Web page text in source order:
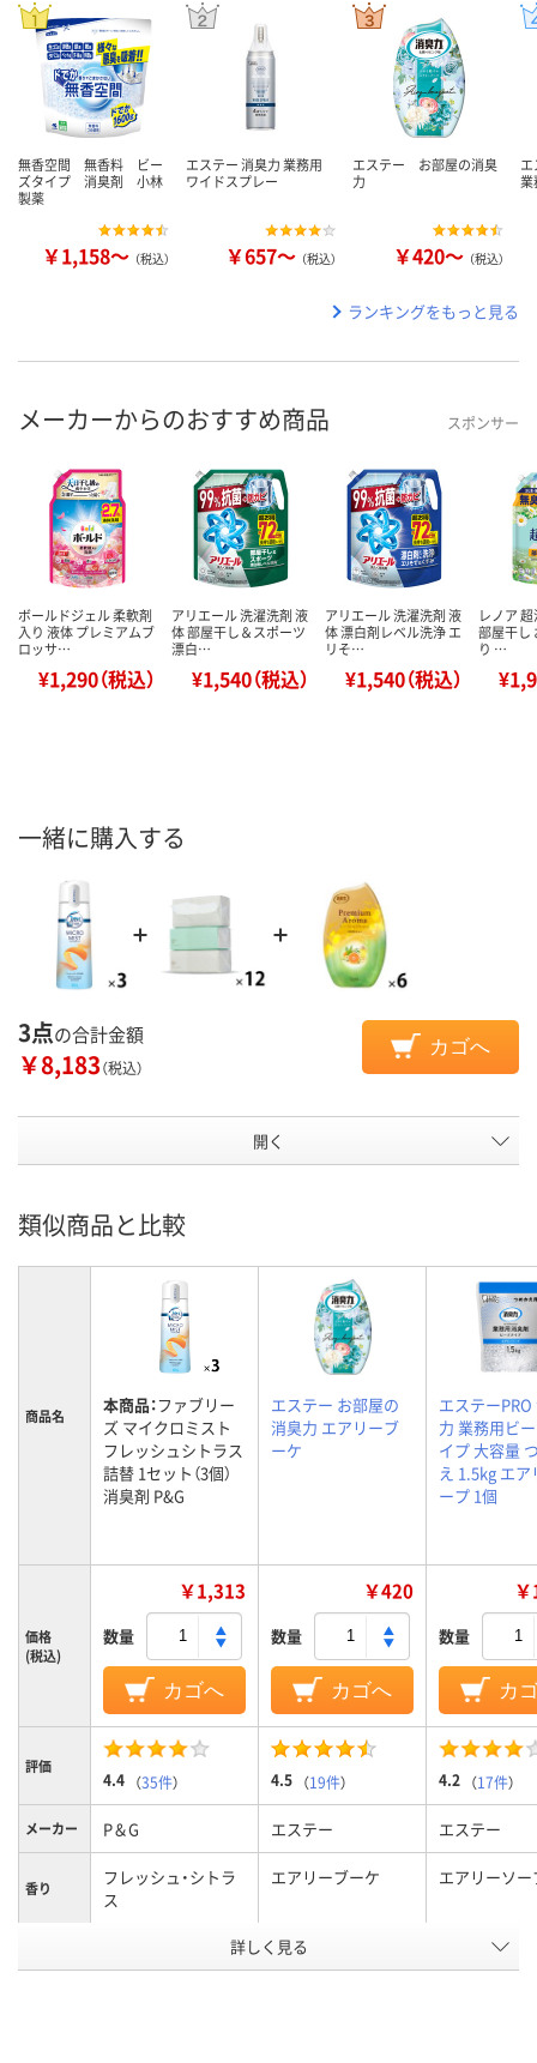
無香空間 無香料 ビー
ズタイプ 消臭剤 小林
製薬
￥1,158～ （税込）
エステー 消臭力 業務用
ワイドスプレー
￥657～ （税込）
エステー お部屋の消臭
力
￥420～ （税込）
業
ランキングをもっと見る
メーカーからのおすすめ商品 スポンサー
ボールドジェル 柔軟剤
入り 液体 プレミアムブ
ロッサ…
¥1,290（税込）
アリエール 洗濯洗剤 液
体 部屋干し＆スポーツ
漂白…
¥1,540（税込）
アリエール 洗濯洗剤 液
体 漂白剤レベル洗浄 エ
リそ…
¥1,540（税込）
レノア
部屋干し
り …
一緒に購入する
3点の合計金額
￥8,183（税込）
カゴへ
開く
類似商品と比較
商品名 本商品：ファブリー
ズ マイクロミスト
フレッシュシトラス
詰替 1セット（3個）
消臭剤 P&G
エステー お部屋の
消臭力 エアリーブ
ーケ
エステーPRO
力 業務用ビ
イプ 大容量
え 1.5kg エア
ープ 1個
価格
(税込)
￥1,313
数量
カゴへ
￥420
数量
カゴへ
数量
カ
評価
4.4 （35件） 4.5 （19件） 4.2 （17件）
メーカー P＆G エステー エステー
香り
フレッシュ・シトラ
ス
エアリーブーケ エアリーソー
置き型
詳しく見る